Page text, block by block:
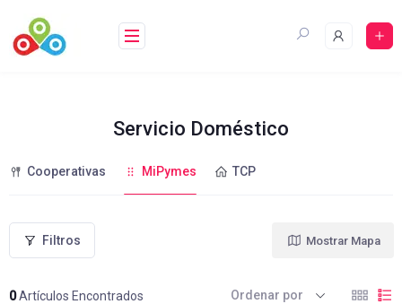
contenido
Servicio Doméstico
Cooperativas MiPymes TCP
Filtros
0Artículos Encontrados
Mostrar Mapa
Ordenar por